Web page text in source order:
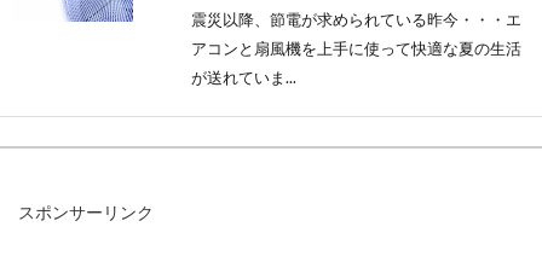
震災以降、節電が求められている昨今・・・エ
アコンと扇風機を上手に使って快適な夏の生活
が送れていま...
スポンサーリンク